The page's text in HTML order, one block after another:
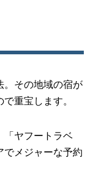
。その地域の宿が
重宝します。
「ヤフートラベ
でメジャーな予約